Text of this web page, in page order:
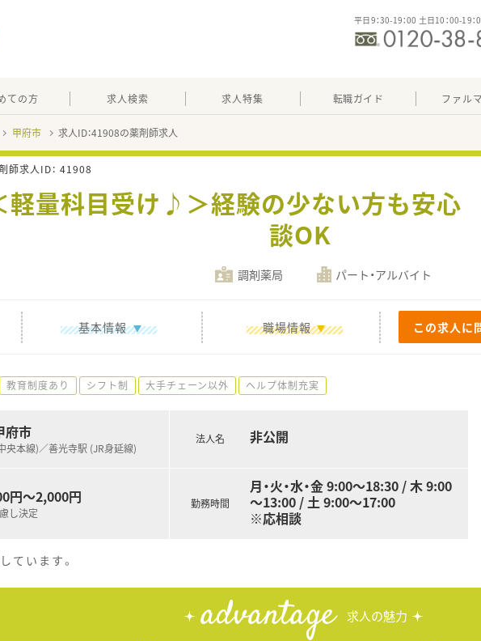
平日9：30-19：00 土日10：00-19：
ての方 求人検索 求人特集 転職ガイド ファル
甲府市 求人ID：41908の薬剤師求人
師求人ID： 41908
＜軽量科目受け♪＞経験の少ない方も安
談OK
調剤薬局 パート・アルバイト
基本情報 職場情報 この求人に
教育制度あり シフト制 大手チェーン以外 ヘルプ体制充実
府市
央本線)／善光寺駅 (JR身延線)
円～2,000円
し決定
法人名 非公開
勤務時間
月・火・水・金 9:00～18:30 / 木 9:00
～13:00 / 土 9:00～17:00
※応相談
ています。
advantage 求人の魅力